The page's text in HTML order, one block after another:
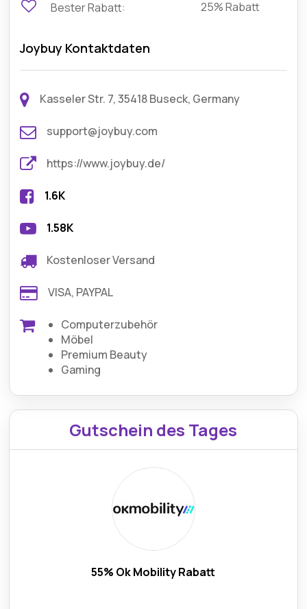
Bester Rabatt: 25% Rabatt
Joybuy Kontaktdaten
Kasseler Str. 7, 35418 Buseck, Germany
support@joybuy.com
https://www.joybuy.de/
1.6K
1.58K
Kostenloser Versand
VISA, PAYPAL
Computerzubehör
Möbel
Premium Beauty
Gaming
Gutschein des Tages
55% Ok Mobility Rabatt